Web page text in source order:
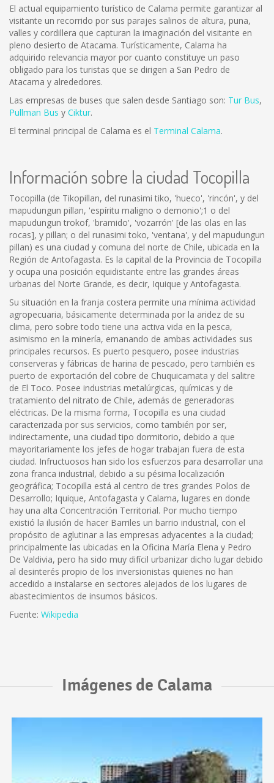
El actual equipamiento turístico de Calama permite garantizar al
visitante un recorrido por sus parajes salinos de altura, puna,
valles y cordillera que capturan la imaginación del visitante en
pleno desierto de Atacama. Turísticamente, Calama ha
adquirido relevancia mayor por cuanto constituye un paso
obligado para los turistas que se dirigen a San Pedro de
Atacama y alrededores.
Las empresas de buses que salen desde Santiago son: Tur Bus,
Pullman Bus y Ciktur.
El terminal principal de Calama es el Terminal Calama.
Información sobre la ciudad Tocopilla
Tocopilla (de Tikopillan, del runasimi tiko, 'hueco', 'rincón', y del
mapudungun pillan, 'espíritu maligno o demonio';1 o del
mapudungun trokof, 'bramido', 'vozarrón' [de las olas en las
rocas], y pillan; o del runasimi toko, 'ventana', y del mapudungun
pillan) es una ciudad y comuna del norte de Chile, ubicada en la
Región de Antofagasta. Es la capital de la Provincia de Tocopilla
y ocupa una posición equidistante entre las grandes áreas
urbanas del Norte Grande, es decir, Iquique y Antofagasta.
Su situación en la franja costera permite una mínima actividad
agropecuaria, básicamente determinada por la aridez de su
clima, pero sobre todo tiene una activa vida en la pesca,
asimismo en la minería, emanando de ambas actividades sus
principales recursos. Es puerto pesquero, posee industrias
conserveras y fábricas de harina de pescado, pero también es
puerto de exportación del cobre de Chuquicamata y del salitre
de El Toco. Posee industrias metalúrgicas, químicas y de
tratamiento del nitrato de Chile, además de generadoras
eléctricas. De la misma forma, Tocopilla es una ciudad
caracterizada por sus servicios, como también por ser,
indirectamente, una ciudad tipo dormitorio, debido a que
mayoritariamente los jefes de hogar trabajan fuera de esta
ciudad. Infructuosos han sido los esfuerzos para desarrollar una
zona franca industrial, debido a su pésima localización
geográfica; Tocopilla está al centro de tres grandes Polos de
Desarrollo; Iquique, Antofagasta y Calama, lugares en donde
hay una alta Concentración Territorial. Por mucho tiempo
existió la ilusión de hacer Barriles un barrio industrial, con el
propósito de aglutinar a las empresas adyacentes a la ciudad;
principalmente las ubicadas en la Oficina María Elena y Pedro
De Valdivia, pero ha sido muy difícil urbanizar dicho lugar debido
al desinterés propio de los inversionistas quienes no han
accedido a instalarse en sectores alejados de los lugares de
abastecimientos de insumos básicos.
Fuente: Wikipedia
Imágenes de Calama